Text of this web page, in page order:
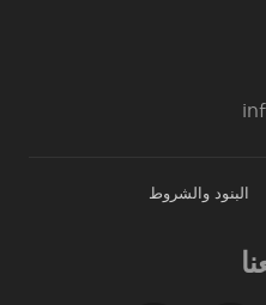
البنود والشروط